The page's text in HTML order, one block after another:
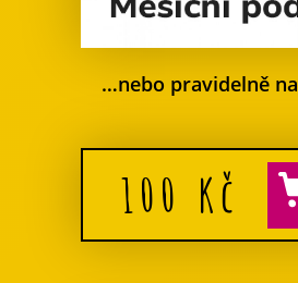
…nebo pravidelně na
100 Kč